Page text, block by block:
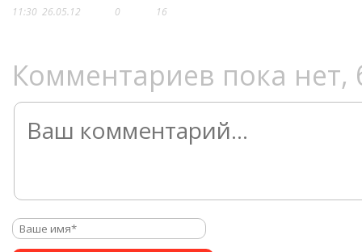
11:30 26.05.12 0 16
Комментариев пока нет,